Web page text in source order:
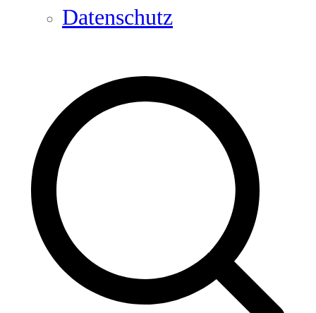
Datenschutz